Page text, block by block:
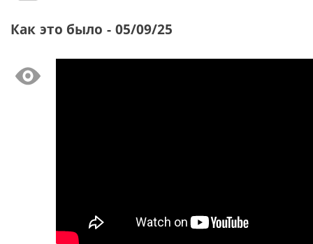
Как это было - 05/09/25